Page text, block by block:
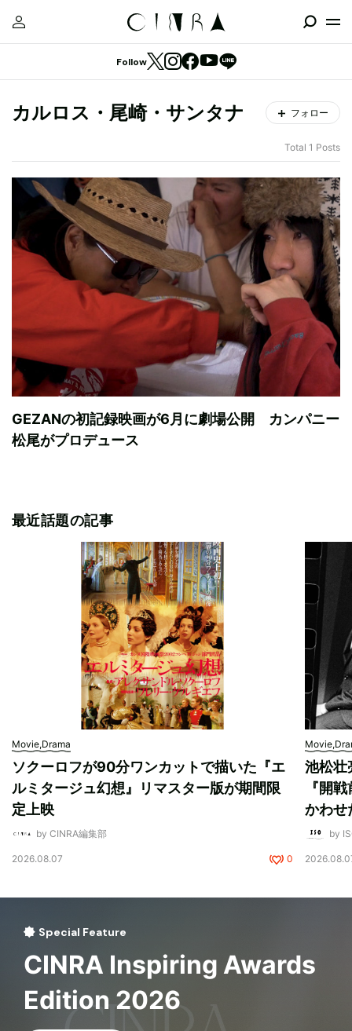
Follow
カルロス・尾崎・サンタナ フォロー
Total 1 Posts
GEZANの初記録映画が6月に劇場公開 カンパニー
松尾がプロデュース
最近話題の記事
Movie,Drama
ソクーロフが90分ワンカットで描いた『エ
ルミタージュ幻想』リマスター版が期間限
定上映
by CINRA編集部
2026.08.07 0
池松壮
『開
かわせ
by
Special Feature
CINRA Inspiring Awards
Edition 2026